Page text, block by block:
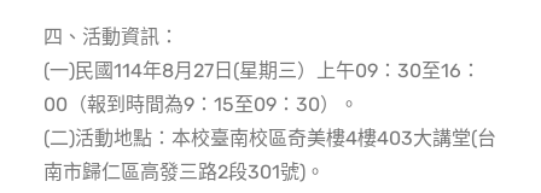
四、活動資訊：
(一)民國114年8月27日(星期三）上午09：30至16：
00（報到時間為9：15至09：30）。
(二)活動地點：本校臺南校區奇美樓4樓403大講堂(台
南市歸仁區高發三路2段301號)。